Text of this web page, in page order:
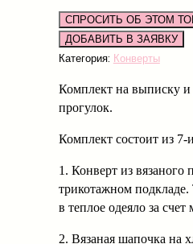
СПРОСИТЬ ОБ ЭТОМ
Категория: Конверты
Комплект на выписку
прогулок.
Комплект состоит из 7-
1. Конверт из вязаного
трикотажном
в теплое одеяло за
2. Вязаная шапочка на